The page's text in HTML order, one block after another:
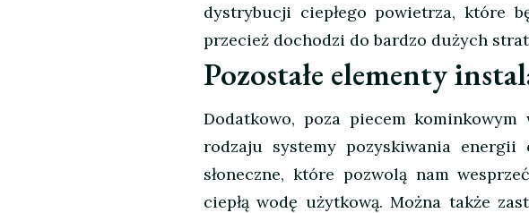
dystrybucji ciepłego powietrza, które
przecież dochodzi do bardzo dużych
Pozostałe elementy
Dodatkowo, poza piecem
rodzaju systemy pozyskiwania
słoneczne, które pozwolą nam
ciepłą wodę użytkową. Można także